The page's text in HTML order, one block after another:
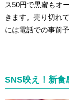
ス50円で黒蜜もオ
きます。売り切れ
には電話での事前
SNS映え！新食